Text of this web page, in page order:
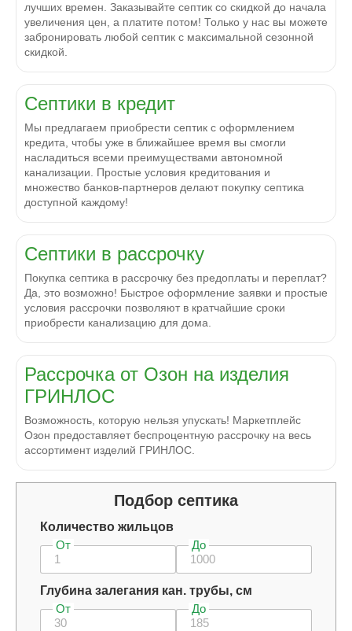
лучших времен. Заказывайте септик со скидкой до начала
увеличения цен, а платите потом! Только у нас вы можете
забронировать любой септик с максимальной сезонной
скидкой.
Септики в кредит
Мы предлагаем приобрести септик с оформлением
кредита, чтобы уже в ближайшее время вы смогли
насладиться всеми преимуществами автономной
канализации. Простые условия кредитования и
множество банков-партнеров делают покупку септика
доступной каждому!
Септики в рассрочку
Покупка септика в рассрочку без предоплаты и переплат?
Да, это возможно! Быстрое оформление заявки и простые
условия рассрочки позволяют в кратчайшие сроки
приобрести канализацию для дома.
Рассрочка от Озон на изделия
ГРИНЛОС
Возможность, которую нельзя упускать! Маркетплейс
Озон предоставляет беспроцентную рассрочку на весь
ассортимент изделий ГРИНЛОС.
Подбор септика
Количество жильцов
От
До
Глубина залегания кан. трубы, см
От
До